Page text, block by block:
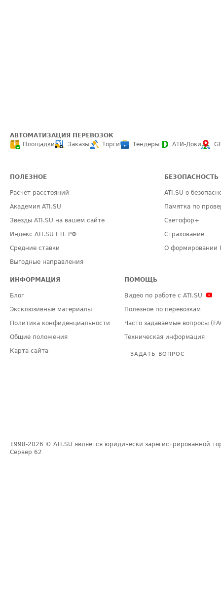
АВТОМАТИЗАЦИЯ ПЕРЕВОЗОК
Площадки
Заказы Торги Тендеры АТИ-Доки
ПОЛЕЗНОЕ
Расчет расстояний
Академия ATI.SU
Звезды ATI.SU на вашем сайте
Индекс ATI.SU FTL РФ
Средние ставки
Выгодные направления
БЕЗОПАСНОСТЬ
ATI.SU о
Памятка по
Светофор+
Страхование
О формировании
ИНФОРМАЦИЯ
Блог
Эксклюзивные материалы
Политика конфиденциальности
Общие положения
Карта сайта
ПОМОЩЬ
Видео по работе с ATI.SU
Полезное по перевозкам
Часто задаваемые вопросы
Техническая информация
ЗАДАТЬ ВОПРОС
1998-2026 © ATI.SU является юридически зарегистрированной
Сервер 62